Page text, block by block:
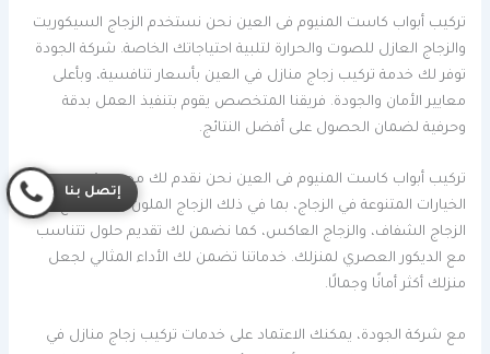
تركيب أبواب كاست المنيوم فى العين نحن نستخدم الزجاج السيكوريت
والزجاج العازل للصوت والحرارة لتلبية احتياجاتك الخاصة. شركة الجودة
توفر لك خدمة تركيب زجاج منازل في العين بأسعار تنافسية، وبأعلى
معايير الأمان والجودة. فريقنا المتخصص يقوم بتنفيذ العمل بدقة
وحرفية لضمان الحصول على أفضل النتائج.
تركيب أبواب كاست المنيوم فى العين نحن نقدم لك مجموعة من
الخيارات المتنوعة في الزجاج، بما في ذلك الزجاج الملون والمصفوح،
الزجاج الشفاف، والزجاج العاكس، كما نضمن لك تقديم حلول تتناسب
مع الديكور العصري لمنزلك. خدماتنا تضمن لك الأداء المثالي لجعل
منزلك أكثر أمانًا وجمالًا.
مع شركة الجودة، يمكنك الاعتماد على خدمات تركيب زجاج منازل في
إتصل بنا